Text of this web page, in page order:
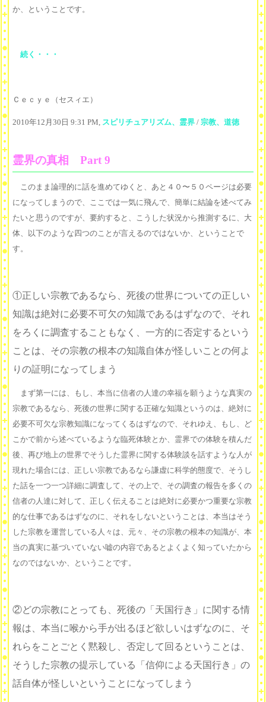
か、ということです。
続く・・・
Ｃｅｃｙｅ（セスィエ）
2010年12月30日 9:31 PM, スピリチュアリズム、霊界 / 宗教、道徳
霊界の真相 Part 9
このまま論理的に話を進めてゆくと、あと４０〜５０ページは必要
になってしまうので、ここでは一気に飛んで、簡単に結論を述べてみ
たいと思うのですが、要約すると、こうした状況から推測するに、大
体、以下のような四つのことが言えるのではないか、ということで
す。
①正しい宗教であるなら、死後の世界についての正しい
知識は絶対に必要不可欠の知識であるはずなので、それ
をろくに調査することもなく、一方的に否定するという
ことは、その宗教の根本の知識自体が怪しいことの何よ
りの証明になってしまう
まず第一には、もし、本当に信者の人達の幸福を願うような真実の
宗教であるなら、死後の世界に関する正確な知識というのは、絶対に
必要不可欠な宗教知識になってくるはずなので、それゆえ、もし、ど
こかで前から述べているような臨死体験とか、霊界での体験を積んだ
後、再び地上の世界でそうした霊界に関する体験談を話すような人が
現れた場合には、正しい宗教であるなら謙虚に科学的態度で、そうし
た話を一つ一つ詳細に調査して、その上で、その調査の報告を多くの
信者の人達に対して、正しく伝えることは絶対に必要かつ重要な宗教
的な仕事であるはずなのに、それをしないということは、本当はそう
した宗教を運営している人々は、元々、その宗教の根本の知識が、本
当の真実に基づいていない嘘の内容であるとよくよく知っていたから
なのではないか、ということです。
②どの宗教にとっても、死後の「天国行き」に関する情
報は、本当に喉から手が出るほど欲しいはずなのに、そ
れらをことごとく黙殺し、否定して回るということは、
そうした宗教の提示している「信仰による天国行き」の
話自体が怪しいということになってしまう